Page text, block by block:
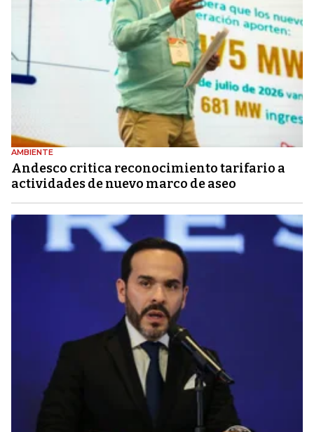
AMBIENTE
Andesco critica reconocimiento tarifario a
actividades de nuevo marco de aseo